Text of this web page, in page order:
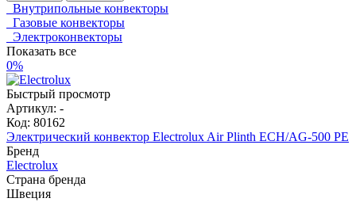
Внутрипольные конвекторы
Газовые конвекторы
Электроконвекторы
Показать все
0%
Быстрый просмотр
Артикул: -
Код: 80162
Электрический конвектор Electrolux Air Plinth ECH/AG-500 PE
Бренд
Electrolux
Страна бренда
Швеция